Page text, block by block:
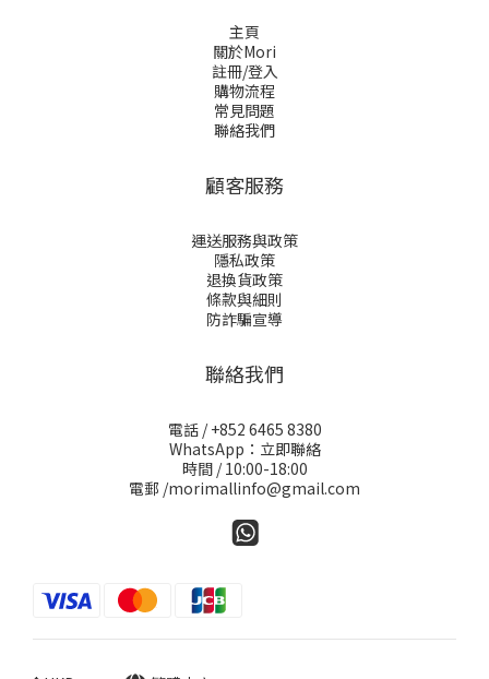
主頁
關於Mori
註冊/登入
購物流程
常見問題
聯絡我們
顧客服務
運送服務與政策
隱私政策
退換貨政策
條款與細則
防詐騙宣導
聯絡我們
電話 / +852 6465 8380
WhatsApp：立即聯絡
時間 / 10:00-18:00
電郵 /morimallinfo@gmail.com